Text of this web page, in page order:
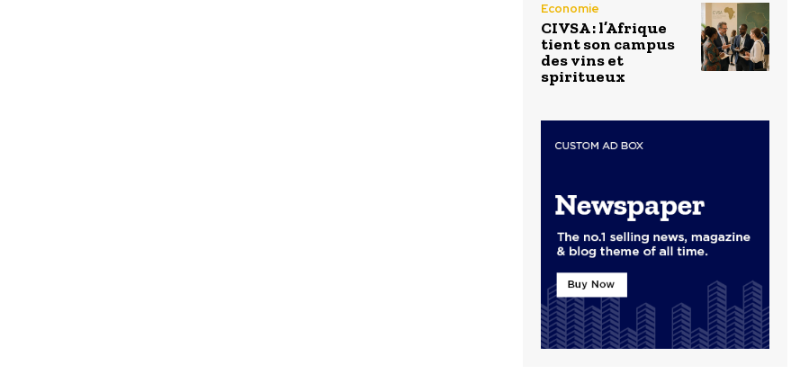
Economie
CIVSA : l’Afrique
tient son campus
des vins et
spiritueux